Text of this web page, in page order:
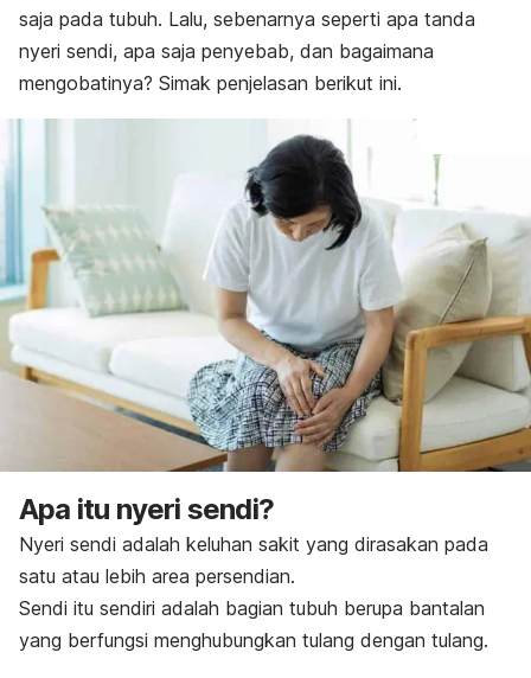
saja pada tubuh. Lalu, sebenarnya seperti apa tanda
nyeri sendi, apa saja penyebab, dan bagaimana
mengobatinya? Simak penjelasan berikut ini.
Apa itu nyeri sendi?
Nyeri sendi adalah keluhan sakit yang dirasakan pada
satu atau lebih area persendian.
Sendi itu sendiri adalah bagian tubuh berupa bantalan
yang berfungsi menghubungkan tulang dengan tulang.